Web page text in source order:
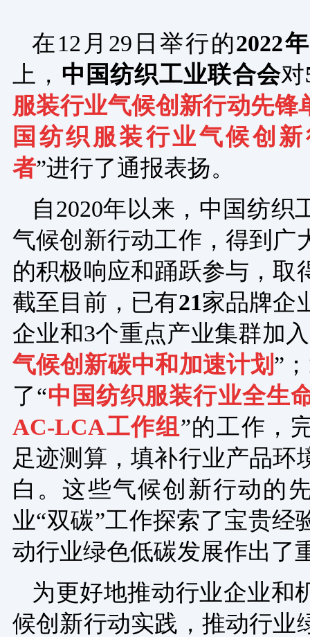
在12月29日举行的2022
上， 中国纺织工业联合会对
服装行业气候创新行动先锋
国纺织服装行业气候创
者”进行了通报表扬。
自2020年以来，中国纺织
气候创新行动工作，得到广
的积极响应和踊跃参与，取
截至目前，已有21家品牌企
企业和3个重点产业集群加
气候创新碳中和加速计划 ”；
了“中国纺织服装行业全生
AC-LCA工作组 ”的工作，
足迹测算，填补行业产品环
白。这些气候创新行动的
业“双碳”工作探索了宝贵经
动行业绿色低碳发展作出了
为更好地推动行业企业和
候创新行动实践，推动行业